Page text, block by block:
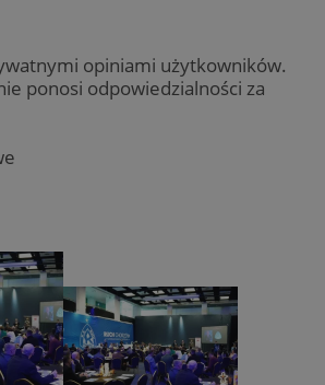
opiniami użytkowników.
ponosi odpowiedzialności za